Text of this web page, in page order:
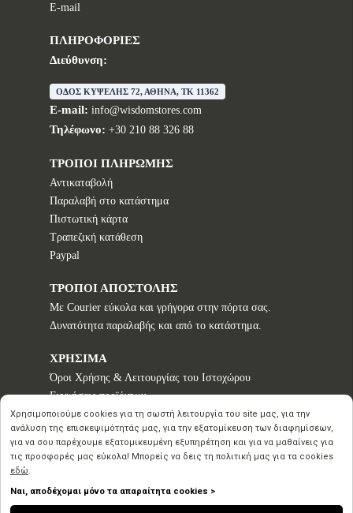
E-mail
ΠΛΗΡΟΦΟΡΙΕΣ
Διεύθυνση:
ΟΔΟΣ ΚΥΨΕΛΗΣ 72, ΑΘΗΝΑ, TK 11362
E-mail: info@wisdomstores.com
Τηλέφωνο: +30 210 88 326 88
ΤΡΟΠΟΙ ΠΛΗΡΩΜΗΣ
Αντικαταβολή
Παραλαβή στο κατάστημα
Πιστωτική κάρτα
Τραπεζική κατάθεση
Paypal
ΤΡΟΠΟΙ ΑΠΟΣΤΟΛΗΣ
Με Courier εύκολα και γρήγορα στην πόρτα σας.
Δυνατότητα παραλαβής και από το κατάστημα.
ΧΡΗΣΙΜΑ
Όροι Χρήσης & Λειτουργίας του Ιστοχώρου
Εγγυήσεις προϊόντων
Τρόποι παραγγελίας
Πολιτική επιστροφών - Δικαίωμα Υπαναχώρησης
Προστασία Προσωπικών Δεδομένων
Χρησιμοποιούμε cookies για τη σωστή λειτουργία του site μας, για την
ανάλυση της επισκεψιμότητάς μας, για την εξατομίκευση των διαφημίσεων,
για να σου παρέχουμε εξατομικευμένη εξυπηρέτηση και για να μαθαίνεις για
τις προσφορές μας εύκολα! Μπορείς να δεις τη πολιτική μας για τα cookies
εδώ.
Ναι, αποδέχομαι μόνο τα απαραίτητα cookies >